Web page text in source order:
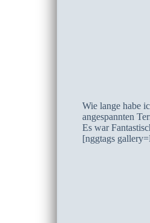
Wie lange habe
angespannten
Es war
[nggtags